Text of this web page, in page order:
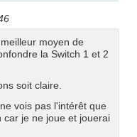
moyen de
la Switch 1 et 2
soit claire.
vois pas l'intérêt que
car je ne joue et jouerai